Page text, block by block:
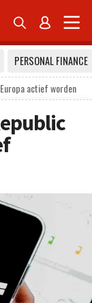
 
PERSONAL FINANCE
actief worden